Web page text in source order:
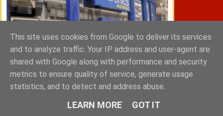
ΣΠΥΡΑΚΗΣ ΠΑΝΑΓΙΩΤΗΣ & YIOI ΣΠΑΡΤΗ
This site uses cookies from Google to deliver its services
and to analyze traffic. Your IP address and user-agent are
shared with Google along with performance and security
metrics to ensure quality of service, generate usage
statistics, and to detect and address abuse.
LEARN MORE GOT IT